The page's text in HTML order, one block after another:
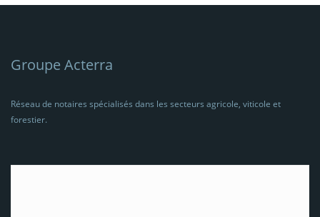
Groupe Acterra
Réseau de notaires spécialisés dans les secteurs agricole, viticole et
forestier.